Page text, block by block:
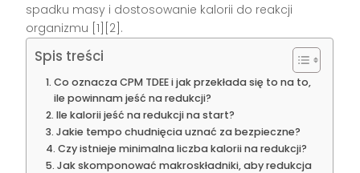
spadku masy i dostosowanie kalorii do reakcji
organizmu [1][2].
Spis treści
Co oznacza CPM TDEE i jak przekłada się to na to,
ile powinnam jeść na redukcji?
Ile kalorii jeść na redukcji na start?
Jakie tempo chudnięcia uznać za bezpieczne?
Czy istnieje minimalna liczba kalorii na redukcji?
Jak skomponować makroskładniki, aby redukcja